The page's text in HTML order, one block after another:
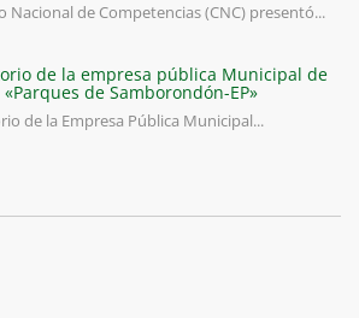
Nacional de Competencias (CNC) presentó...
de la empresa pública Municipal de
de Samborondón-EP»
de la Empresa Pública Municipal...